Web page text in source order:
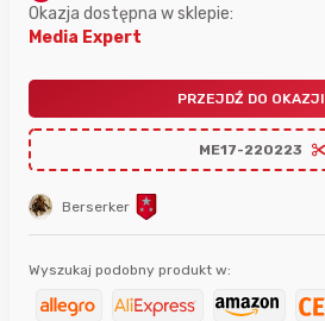
Berserker
Okazja dostępna w sklepie:
Media Expert
PRZEJDŹ DO OKAZJI
ME17-220223
Wyszukaj podobny produkt w: